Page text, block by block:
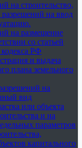
на строительство,
на ввод
на размещение
со статьей
РФ
и выдача
плана земельного
на
вид
или объекта
и на
параметров
капитального